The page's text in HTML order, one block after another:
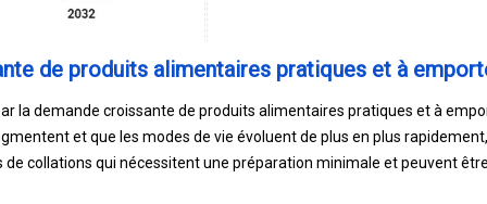
de produits alimentaires pratiques et à
la demande croissante de produits alimentaires pratiques et à
et que les modes de vie évoluent de plus en plus
de collations qui nécessitent une préparation minimale et peuvent